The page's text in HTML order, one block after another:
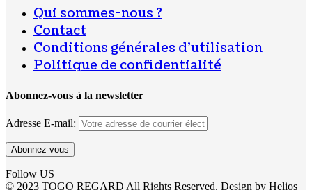
Qui sommes-nous ?
Contact
Conditions générales d’utilisation
Politique de confidentialité
Abonnez-vous à la newsletter
Adresse E-mail:
Follow US
© 2023 TOGO REGARD All Rights Reserved. Design by Helios